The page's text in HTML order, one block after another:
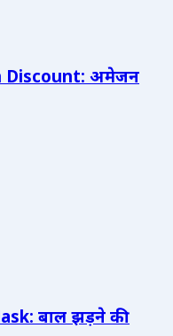
Discount: अमेजन
बाल झड़ने की